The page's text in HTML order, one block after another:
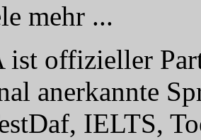
mehr ...
offizieller
anerkannte
IELTS,